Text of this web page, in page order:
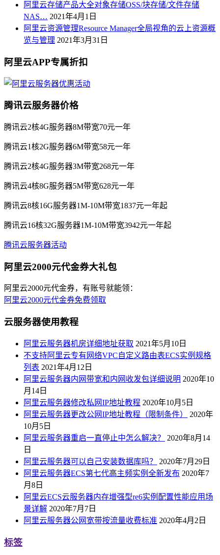
阿里云存储产品大全对象存储OSS/块存储/文件存储
NAS… 2021年4月1日
阿里云资源管理Resource Manager全局视角的云上资源概
览与管理 2021年3月31日
阿里云APP专属折扣
腾讯云服务器价格
腾讯云2核4G服务器8M带宽70元一年
腾讯云1核2G服务器6M带宽58元一年
腾讯云2核4G服务器3M带宽268元一年
腾讯云4核8G服务器5M带宽628元一年
腾讯云8核16G服务器1M-10M带宽1837元一年起
腾讯云16核32G服务器1M-10M带宽3942元一年起
腾讯云服务器活动
阿里云2000元代金券大礼包
阿里云2000元代金券，有账号就能领：
阿里云2000元代金券免费领取
云服务器使用教程
阿里云服务器机房详细地址获取 2021年5月10日
不支持阿里云专有网络VPC自定义路由表ECS实例规格
列表 2021年4月12日
阿里云服务器内网带宽和内网收发包详细说明 2020年10
月14日
阿里云服务器修改私网IP地址教程 2020年10月5日
阿里云服务器更改公网IP地址教程（限制条件）
2020年
10月5日
阿里云服务器重启一直停止中怎么解决？
2020年8月14
日
阿里云服务器可以自己安装数据库吗？
2020年7月29日
阿里云服务器ECS第七代高主频实例全新发布 2020年7
月8日
阿里云ECS云服务器内存增强型re6实例配置性能应用场
景详解 2020年7月7日
阿里云服务器公网宽带按流量收费标准 2020年4月2日
标签